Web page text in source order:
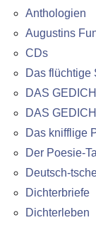
Anthologien
Augustins
CDs
Das flüchtige
DAS
DAS
Das knifflige
Der Poesie-
Deutsch-
Dichterbriefe
Dichterleben